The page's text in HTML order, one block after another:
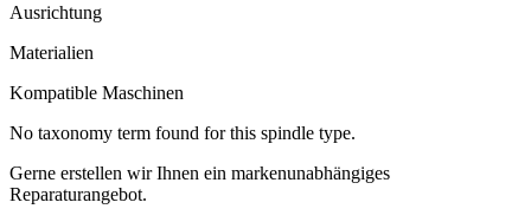
Ausrichtung
Materialien
Kompatible Maschinen
No taxonomy term found for this spindle type.
Gerne erstellen wir Ihnen ein markenunabhängiges
Reparaturangebot.